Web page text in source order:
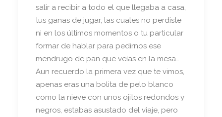
salir a recibir a todo el que llegaba a casa,
tus ganas de jugar, las cuales no perdiste
ni en los últimos momentos o tu particular
formar de hablar para pedirnos ese
mendrugo de pan que veías en la mesa…
Aun recuerdo la primera vez que te vimos,
apenas eras una bolita de pelo blanco
como la nieve con unos ojitos redondos y
negros, estabas asustado del viaje, pero